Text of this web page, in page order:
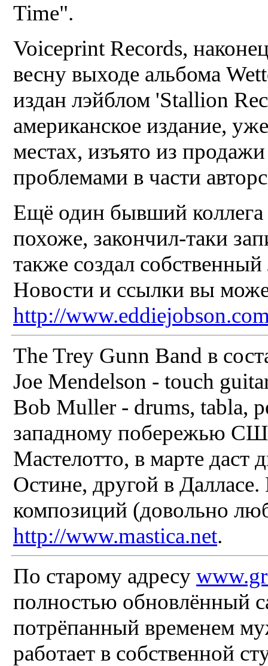
Time".
Voiceprint Records,
весну выходе альбома
издан лэйблом 'Stallion
американское издание,
местах, изъято из
проблемами в части
Ещё один бывший
похоже, закончил-таки
также создал
Новости и ссылки вы
http://
The Trey Gunn Band в
Joe Mendelson - touch
Bob Muller - drums, tabla,
западному побережью
Мастелотто, в марте
Остине, другой в
композиций (довольно
http://www.mastica.net.
По старому адресу
полностью обновлённый
потрёпанный временем
работает в собственной